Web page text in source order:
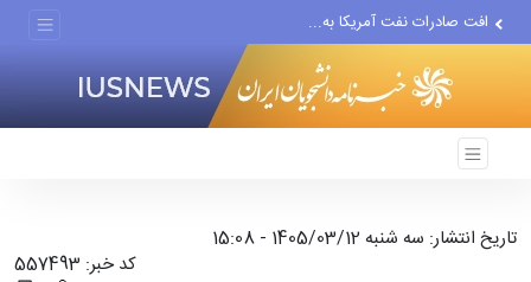
افت صادرات نفت آمریکا به...
حادثه امنیتی دریایی در جنوب...
تاریخ انتشار: سه شنبه 1405/03/12 - 15:08
کد خبر: 557493